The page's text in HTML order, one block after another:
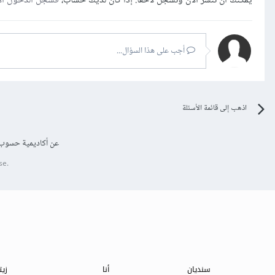
أجب على هذا السؤال...
اذهب إلى قائمة الأسئلة
عن أكاديمية